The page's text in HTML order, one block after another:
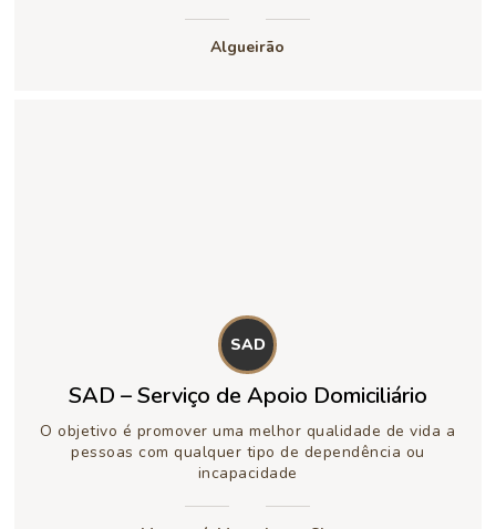
Algueirão
SAD
SAD – Serviço de Apoio Domiciliário
O objetivo é promover uma melhor qualidade de vida a
pessoas com qualquer tipo de dependência ou
incapacidade